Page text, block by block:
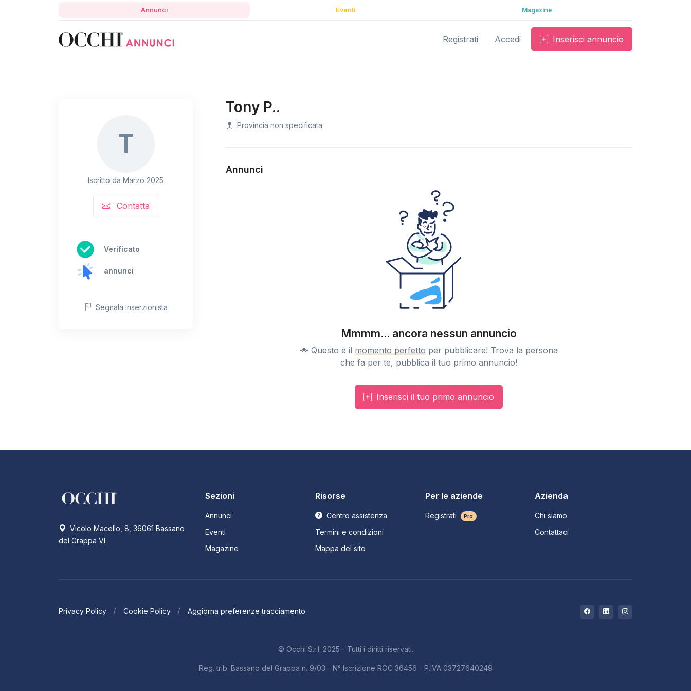
Annunci Eventi Magazine
Registrati Accedi Inserisci annuncio
T
Iscritto da Marzo 2025
Contatta
Verificato
annunci
Segnala inserzionista
Tony P..
Provincia non specificata
Annunci
Mmmm... ancora nessun annuncio
🌟 Questo è il momento perfetto per pubblicare! Trova la persona
che fa per te, pubblica il tuo primo annuncio!
Inserisci il tuo primo annuncio
Vicolo Macello, 8, 36061 Bassano
del Grappa VI
Sezioni
Annunci
Eventi
Magazine
Risorse
Centro assistenza
Termini e condizioni
Mappa del sito
Per le aziende
Registrati Pro
Azienda
Chi siamo
Contattaci
Privacy Policy Cookie Policy Aggiorna preferenze tracciamento
© Occhi S.r.l. 2025 - Tutti i diritti riservati.
Reg. trib. Bassano del Grappa n. 9/03 - N° Iscrizione ROC 36456 - P.IVA 03727640249